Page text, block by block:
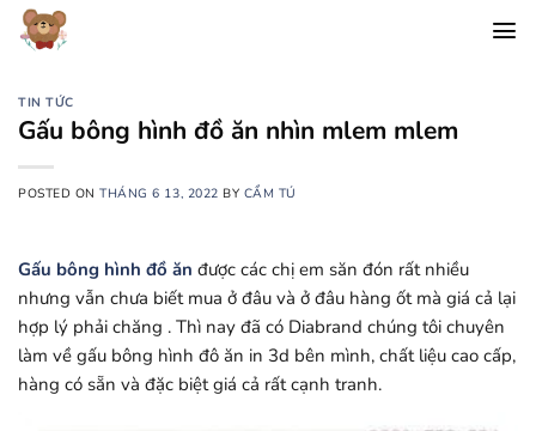
Chuyển
đến
dungTIN TỨC
Gấu bông hình đồ ăn nhìn mlem mlem
POSTED ONTHÁNG 6 13, 2022 BY CẨM TÚ
Gấu bông hình đồ ăn được các chị em săn đón rất nhiều
nhưng vẫn chưa biết mua ở đâu và ở đâu hàng ốt mà giá cả lại
hợp lý phải chăng . Thì nay đã có Diabrand chúng tôi chuyên
làm về gấu bông hình đô ăn in 3d bên mình, chất liệu cao cấp,
hàng có sẵn và đặc biệt giá cả rất cạnh tranh.